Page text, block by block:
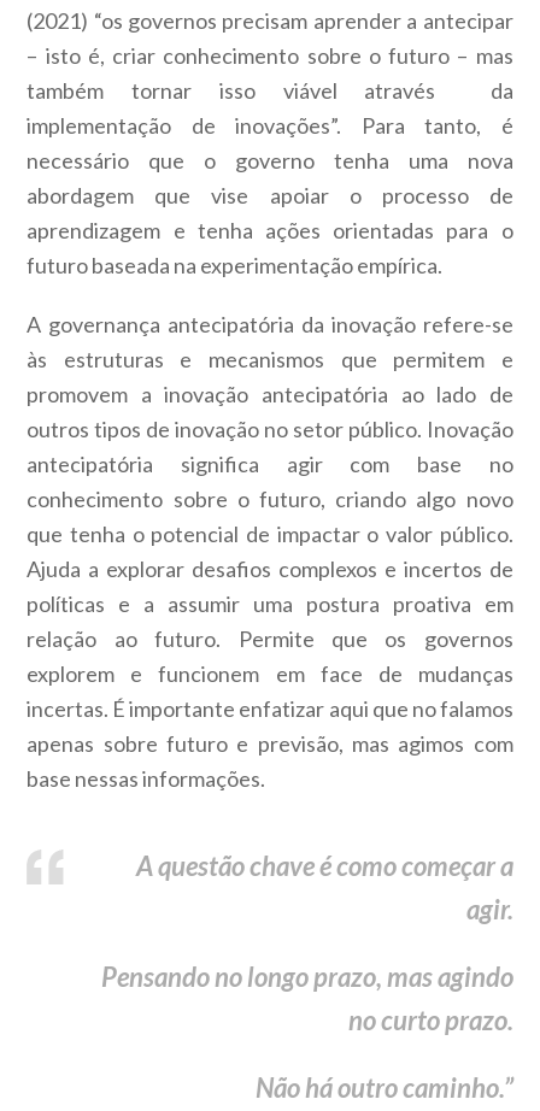
(2021) “os governos precisam aprender a antecipar
– isto é, criar conhecimento sobre o futuro – mas
também tornar isso viável através da
implementação de inovações”. Para tanto, é
necessário que o governo tenha uma nova
abordagem que vise apoiar o processo de
aprendizagem e tenha ações orientadas para o
futuro baseada na experimentação empírica.
A governança antecipatória da inovação refere-se
às estruturas e mecanismos que permitem e
promovem a inovação antecipatória ao lado de
outros tipos de inovação no setor público. Inovação
antecipatória significa agir com base no
conhecimento sobre o futuro, criando algo novo
que tenha o potencial de impactar o valor público.
Ajuda a explorar desafios complexos e incertos de
políticas e a assumir uma postura proativa em
relação ao futuro. Permite que os governos
explorem e funcionem em face de mudanças
incertas. É importante enfatizar aqui que no falamos
apenas sobre futuro e previsão, mas agimos com
base nessas informações.
A questão chave é como começar a
agir.
Pensando no longo prazo, mas agindo
no curto prazo.
Não há outro caminho.”